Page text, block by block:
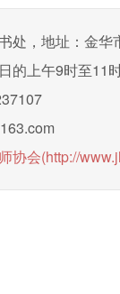
处，地址：金
的上午9时至11
协会(http://